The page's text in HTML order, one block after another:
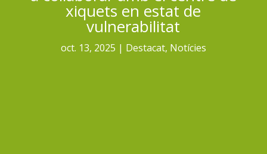
xiquets en estat de
vulnerabilitat
oct. 13, 2025 Destacat, Notícies